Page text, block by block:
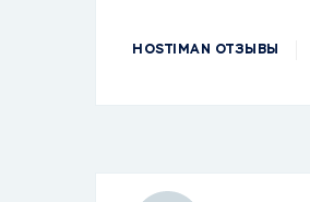
HOSTIMAN ОТЗЫВЫ